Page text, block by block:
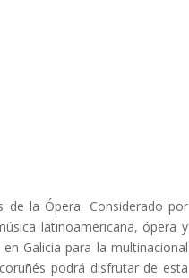
la Ópera. Considerado por
latinoamericana, ópera y
Galicia para la multinacional
podrá disfrutar de esta